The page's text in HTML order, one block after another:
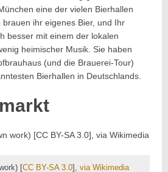
eine der vielen Bierhallen
ihr eigenes Bier, und Ihr
besser mit einem der lokalen
heimischer Musik. Sie haben
(und die Brauerei-Tour)
Bierhallen in Deutschlands.
[CC BY-SA 3.0], via Wikimedia